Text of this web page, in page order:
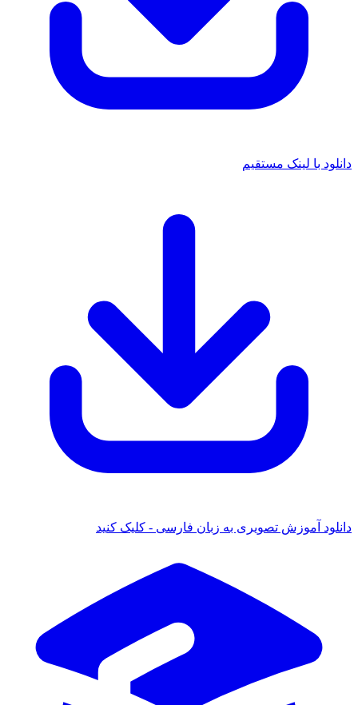
با لینک مستقیم
آموزش تصویری به زبان فارسی - کلیک کنید